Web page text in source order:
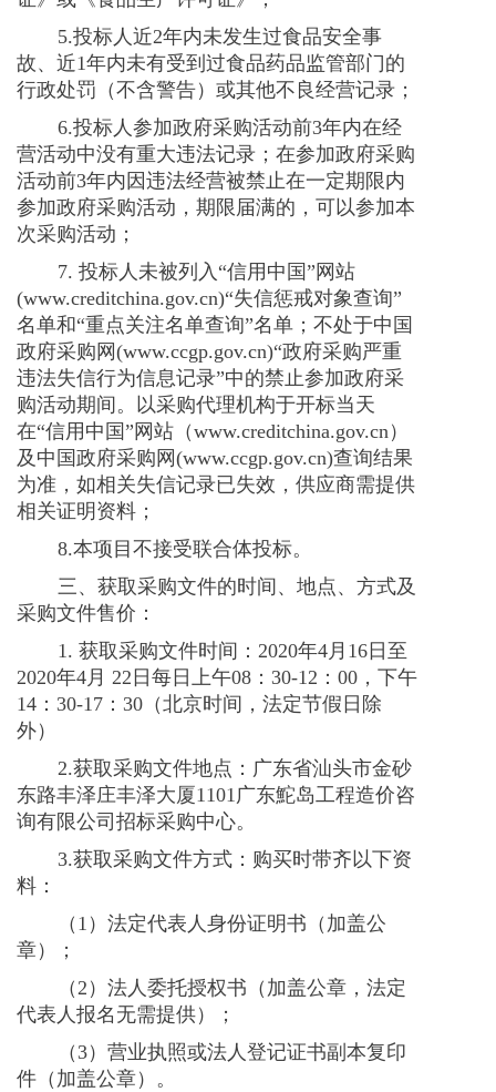
5.投标人近2年内未发生过食品安全事
故、近1年内未有受到过食品药品监管部门的
行政处罚（不含警告）或其他不良经营记录；
6.投标人参加政府采购活动前3年内在经
营活动中没有重大违法记录；在参加政府采购
活动前3年内因违法经营被禁止在一定期限内
参加政府采购活动，期限届满的，可以参加本
次采购活动；
7. 投标人未被列入“信用中国”网站
(www.creditchina.gov.cn)“失信惩戒对象查询”
名单和“重点关注名单查询”名单；不处于中国
政府采购网 (www.ccgp.gov.cn)“政府采购严重
违法失信行为信息记录”中的禁止参加政府采
购活动期间。以采购代理机构于开标当天
在“信用中国”网站（www.creditchina.gov.cn）
及中国政府采购网 (www.ccgp.gov.cn)查询结果
为准，如相关失信记录已失效，供应商需提供
相关证明资料；
8.本项目不接受联合体投标。
三、获取采购文件的时间、地点、方式及
采购文件售价：
1. 获取采购文件时间：2020年4月 16 日至
2020年4月 22 日每日上午08 ： 30-12 ： 00 ，下午
14 ： 30-17 ： 30 （北京时间，法定节假日除
外）
2.获取采购文件地点：广东省汕头市金砂
东路丰泽庄丰泽大厦1101广东鮀岛工程造价咨
询有限公司招标采购中心。
3.获取采购文件方式：购买时带齐以下资
料：
（ 1 ）法定代表人身份证明书（加盖公
章）；
（2 ）法人委托授权书（加盖公章，法定
代表人报名无需提供）；
（3）营业执照或法人登记证书副本复印
件（加盖公章）。